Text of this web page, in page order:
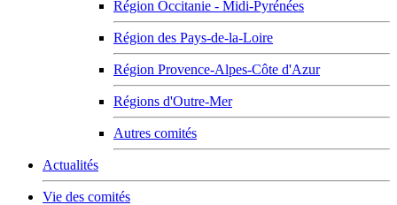
Région Occitanie - Midi-Pyrénées
Région des Pays-de-la-Loire
Région Provence-Alpes-Côte d'Azur
Régions d'Outre-Mer
Autres comités
Actualités
Vie des comités